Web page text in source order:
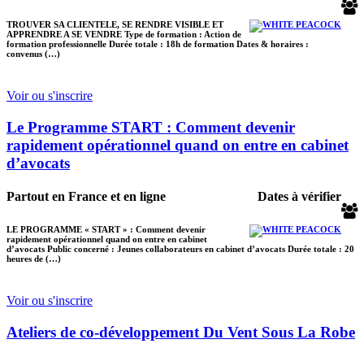
TROUVER SA CLIENTELE, SE RENDRE VISIBLE ET
APPRENDRE A SE VENDRE Type de formation : Action de
formation professionnelle Durée totale : 18h de formation Dates & horaires :
convenus (…)
Voir ou s'inscrire
Le Programme START : Comment devenir
rapidement opérationnel quand on entre en cabinet
d’avocats
Partout en France et en ligne Dates à vérifier
LE PROGRAMME « START » : Comment devenir
rapidement opérationnel quand on entre en cabinet
d’avocats Public concerné : Jeunes collaborateurs en cabinet d’avocats Durée totale : 20
heures de (…)
Voir ou s'inscrire
Ateliers de co-développement Du Vent Sous La Robe